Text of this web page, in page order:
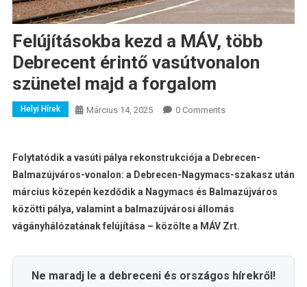
Felújításokba kezd a MÁV, több
Debrecent érintő vasútvonalon
szünetel majd a forgalom
Helyi Hírek Március 14, 2025 0 Comments
Folytatódik a vasúti pálya rekonstrukciója a Debrecen-
Balmazújváros-vonalon: a Debrecen-Nagymacs-szakasz után
március közepén kezdődik a Nagymacs és Balmazújváros
közötti pálya, valamint a balmazújvárosi állomás
vágányhálózatának felújítása – közölte a MÁV Zrt.
Ne maradj le a debreceni és országos hírekről!